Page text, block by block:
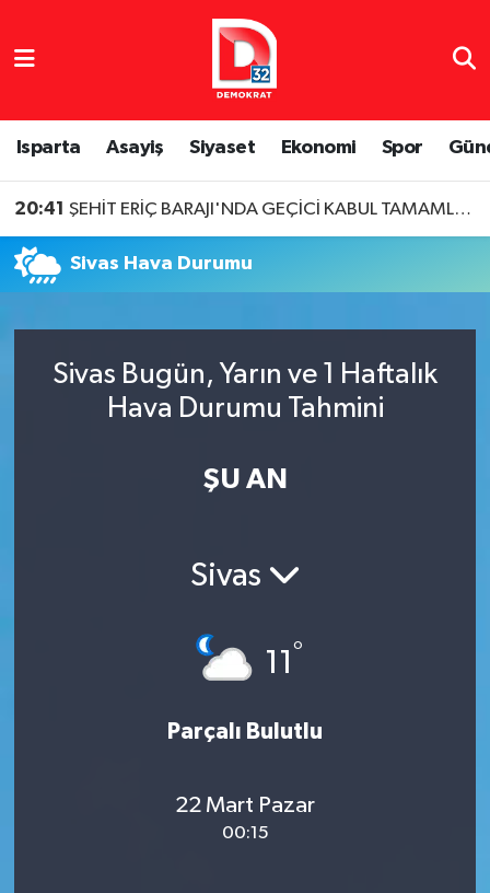
Isparta Asayiş Siyaset Ekonomi Spor
20:41 ŞEHİT ERİÇ BARAJI'NDA GEÇİCİ KABUL TAMAMLANDI
Sivas Hava Durumu
Sivas Bugün, Yarın ve 1 Haftalık
Hava Durumu Tahmini
ŞU AN
Sivas
11 °
Parçalı Bulutlu
22 Mart Pazar
00:15
Isparta Nöbetçi Eczaneler
Isparta Hava Durumu
Tüm Manşetler
Son Dakika Haberleri